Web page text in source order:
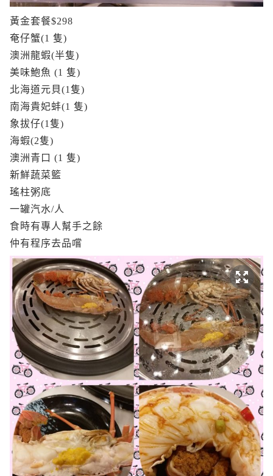
黃金套餐$298
奄仔蟹(1 隻)
澳洲龍蝦(半隻)
美味鮑魚 (1 隻)
北海道元貝(1隻)
南海貴妃蚌(1 隻)
象拔仔(1隻)
海蝦(2隻)
澳洲青口 (1 隻)
新鮮蔬菜籃
瑤柱粥底
一罐汽水/人
食時有專人幫手之餘
仲有程序去品嚐